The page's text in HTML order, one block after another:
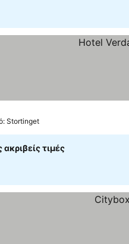
Stortinget
τιμές